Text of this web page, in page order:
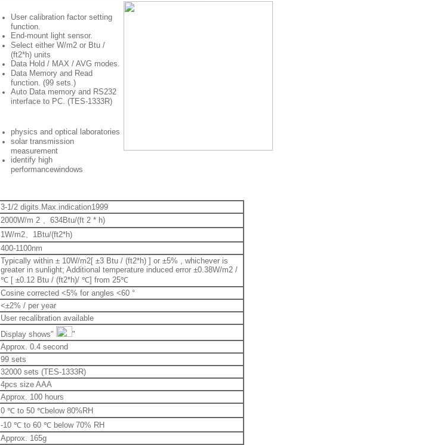
User calibration factor setting
function.
End-mount light sensor.
Select either W/m2 or Btu /
(ft2*h) units
Data Hold / MAX / AVG modes.
Data Memory and Read
function. (99 sets.)
Auto Data memory and RS232
interface to PC. (TES-1333R)
physics and optical laboratories
solar transmission
measurement
identify high
performancewindows
3-1/2 digits.Max.indication1999
2000W/m 2 、 634Btu/(ft 2 * h)
1W/m2、 1Btu/(ft2*h)
400-1100nm
Typically within ± 10W/m2[ ±3 Btu / (ft2*h) ] or ±5% , whichever is
greater in sunlight; Additional temperature induced error ±0.38W/m2 /
℃ [ ±0.12 Btu / (ft2*h)/ ℃] from 25℃
Cosine corrected <5% for angles <60 °
<±2% / per year
User recalibration available
Display shows"
"
Approx. 0.4 second
99 sets
32000 sets (TES-1333R)
4pcs size AAA
Approx. 100 hours
0 ℃ to 50 ℃below 80%RH
-10 ℃ to 60 ℃ below 70% RH
Approx. 165g